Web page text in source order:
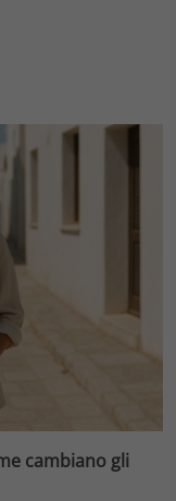
cambiano gli